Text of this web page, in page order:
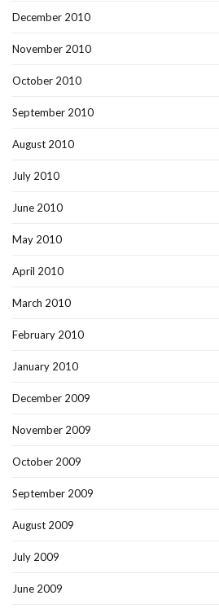
December 2010
November 2010
October 2010
September 2010
August 2010
July 2010
June 2010
May 2010
April 2010
March 2010
February 2010
January 2010
December 2009
November 2009
October 2009
September 2009
August 2009
July 2009
June 2009